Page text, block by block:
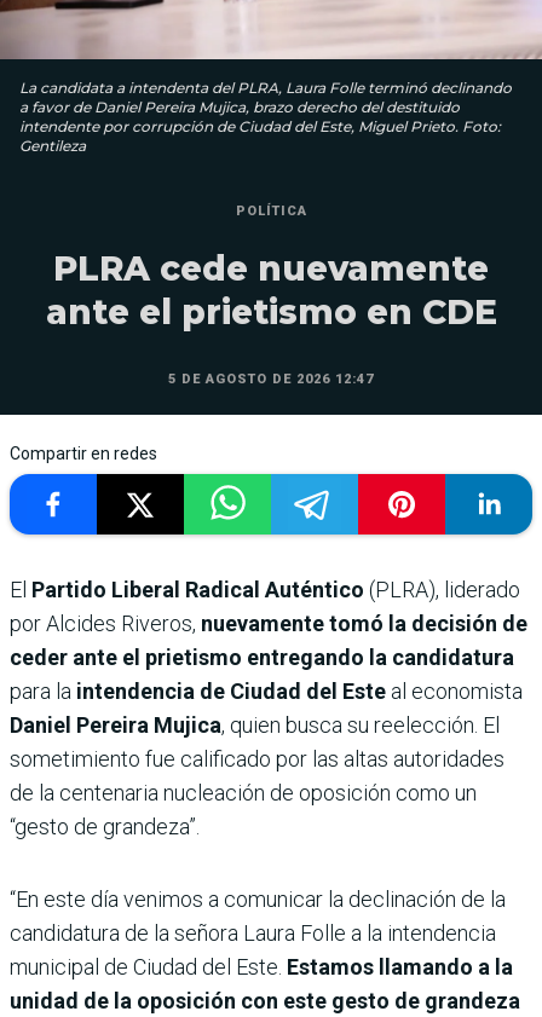
La candidata a intendenta del PLRA, Laura Folle terminó declinando
a favor de Daniel Pereira Mujica, brazo derecho del destituido
intendente por corrupción de Ciudad del Este, Miguel Prieto. Foto:
Gentileza
POLÍTICA
PLRA cede nuevamente
ante el prietismo en CDE
5 DE AGOSTO DE 2026 12:47
Compartir en redes
El Partido Liberal Radical Auténtico (PLRA), liderado
por Alcides Riveros, nuevamente tomó la decisión de
ceder ante el prietismo entregando la candidatura
para la intendencia de Ciudad del Este al economista
Daniel Pereira Mujica, quien busca su reelección. El
sometimiento fue calificado por las altas autoridades
de la centenaria nucleación de oposición como un
“gesto de grandeza”.
“En este día venimos a comunicar la declinación de la
candidatura de la señora Laura Folle a la intendencia
municipal de Ciudad del Este. Estamos llamando a la
unidad de la oposición con este gesto de grandeza